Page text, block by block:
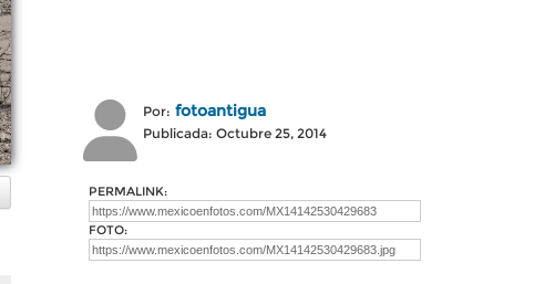
Por: fotoantigua
Publicada: Octubre 25, 2014
PERMALINK:
FOTO: